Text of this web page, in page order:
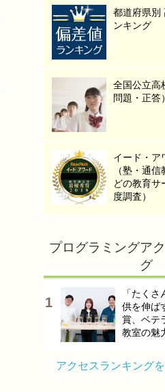
都道府県別
ンキング
全国公立高
問題・正答）
イード・ア
（塾・通
どの教育サ
度調査）
プログラミングア
グ
「たく
供を伸ば
賞、ベテ
教室の魅
アクセスランキング